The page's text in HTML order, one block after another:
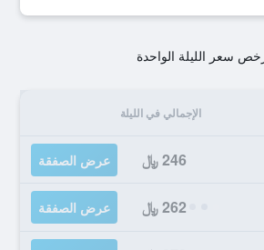
سعر الليلة الواحدة
الإجمالي في الليلة
246 ﷼ عرض الصفقة
262 ﷼ عرض الصفقة